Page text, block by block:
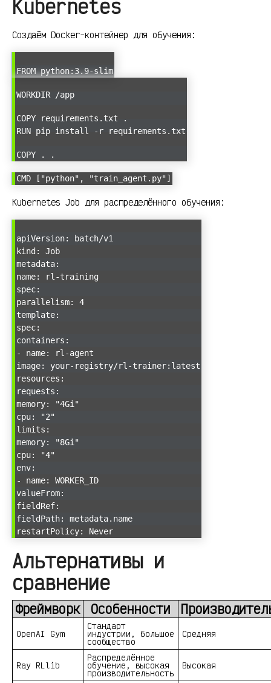
Kubernetes
Создаём Docker-контейнер для обучения:
FROM python:3.9-slim
WORKDIR /app
COPY requirements.txt .
RUN pip install -r requirements.txt
COPY . .
CMD ["python", "train_agent.py"]
Kubernetes Job для распределённого обучения:
apiVersion: batch/v1
kind: Job
metadata:
name: rl-training
spec:
parallelism: 4
template:
spec:
containers:
- name: rl-agent
image: your-registry/rl-trainer:latest
resources:
requests:
memory: "4Gi"
cpu: "2"
limits:
memory: "8Gi"
cpu: "4"
env:
- name: WORKER_ID
valueFrom:
fieldRef:
fieldPath: metadata.name
restartPolicy: Never
Альтернативы и
сравнение
Фреймворк Особенности
OpenAI Gym
Стандарт
индустрии, большое
сообщество
Средняя
Ray RLlib
Распределённое
обучение, высокая
производительность
Высокая